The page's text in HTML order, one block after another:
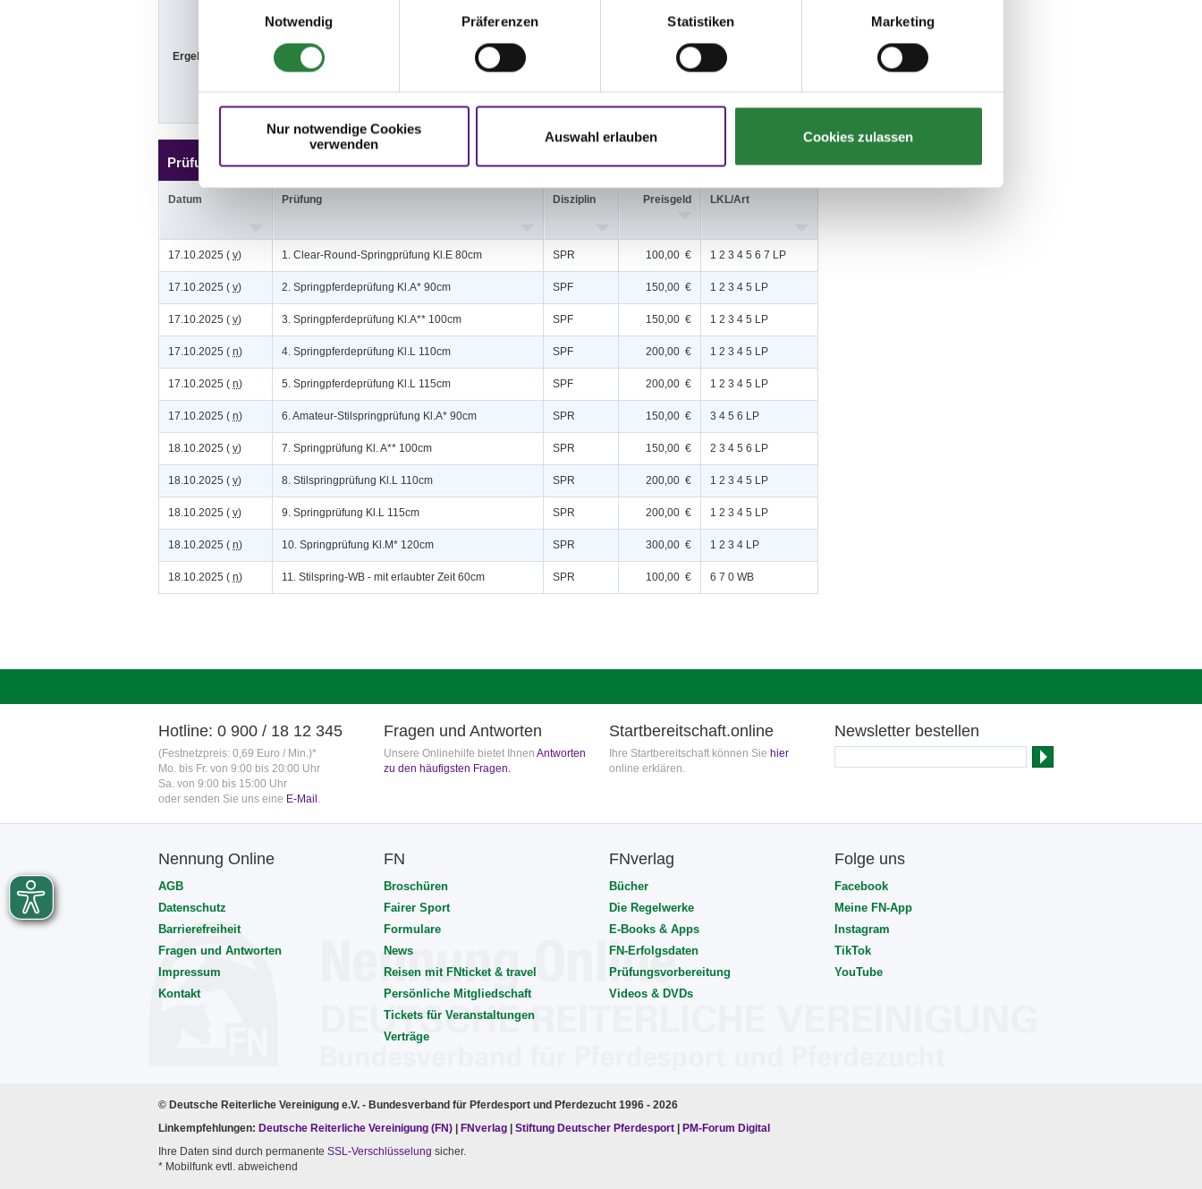
Notwendig
Präferenzen Statistiken Marketing
Nur notwendige Cookies
verwenden
Auswahl erlauben Cookies zulassen
Ergebnisse: Zu den Ergebnissen auf www.fn-erfolgsdaten.de
Prüfungen
Datum Prüfung Disziplin Preisgeld LKL/Art
17.10.2025 ( v) 1. Clear-Round-Springprüfung Kl.E 80cm SPR 100,00 € 1 2 3 4 5 6 7 LP
17.10.2025 ( v) 2. Springpferdeprüfung Kl.A* 90cm SPF 150,00 € 1 2 3 4 5 LP
17.10.2025 ( v) 3. Springpferdeprüfung Kl.A** 100cm SPF 150,00 € 1 2 3 4 5 LP
17.10.2025 ( n) 4. Springpferdeprüfung Kl.L 110cm SPF 200,00 € 1 2 3 4 5 LP
17.10.2025 ( n) 5. Springpferdeprüfung Kl.L 115cm SPF 200,00 € 1 2 3 4 5 LP
17.10.2025 ( n) 6. Amateur-Stilspringprüfung Kl.A* 90cm SPR 150,00 € 3 4 5 6 LP
18.10.2025 ( v) 7. Springprüfung Kl. A** 100cm SPR 150,00 € 2 3 4 5 6 LP
18.10.2025 ( v) 8. Stilspringprüfung Kl.L 110cm SPR 200,00 € 1 2 3 4 5 LP
18.10.2025 ( v) 9. Springprüfung Kl.L 115cm SPR 200,00 € 1 2 3 4 5 LP
18.10.2025 ( n) 10. Springprüfung Kl.M* 120cm SPR 300,00 € 1 2 3 4 LP
18.10.2025 ( n) 11. Stilspring-WB - mit erlaubter Zeit 60cm SPR 100,00 € 6 7 0 WB
Hotline: 0 900 / 18 12 345
(Festnetzpreis: 0,69 Euro / Min.)*
Mo. bis Fr. von 9:00 bis 20:00 Uhr
Sa. von 9:00 bis 15:00 Uhr
oder senden Sie uns eine E-Mail .
Fragen und Antworten
Unsere Onlinehilfe bietet Ihnen Antworten
zu den häufigsten Fragen.
Startbereitschaft.online
Ihre Startbereitschaft können Sie hier
online erklären.
Newsletter bestellen
Nennung Online
AGB
Datenschutz
Barrierefreiheit
Fragen und Antworten
Impressum
Kontakt
FN
Broschüren
Fairer Sport
Formulare
News
Reisen mit FNticket & travel
Persönliche Mitgliedschaft
Tickets für Veranstaltungen
Verträge
FNverlag
Bücher
Die Regelwerke
E-Books & Apps
FN-Erfolgsdaten
Prüfungsvorbereitung
Videos & DVDs
Folge uns
Facebook
Meine FN-App
Instagram
TikTok
YouTube
© Deutsche Reiterliche Vereinigung e.V. - Bundesverband für Pferdesport und Pferdezucht 1996 - 2026
Linkempfehlungen: Deutsche Reiterliche Vereinigung (FN) FNverlag Stiftung Deutscher Pferdesport
PM-Forum Digital
Ihre Daten sind durch permanente SSL-Verschlüsselung sicher.
* Mobilfunk evtl. abweichend